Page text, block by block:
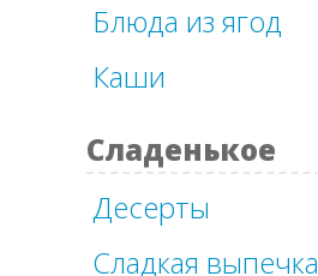
Блюда из ягод
Каши
Сладенькое
Десерты
Сладкая выпечка